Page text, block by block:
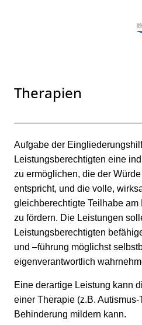
Therapien
Kurzbeschreibung
Beschreibung
Aufgabe der
Leistungsberechtigten eine
zu ermöglichen, die der
entspricht, und die volle,
gleichberechtigte Teilhabe
zu fördern. Die Leistungen
Leistungsberechtigten
und –führung möglichst
eigenverantwortlich
Eine derartige Leistung kann
einer Therapie (z.B.
Behinderung mildern kann.